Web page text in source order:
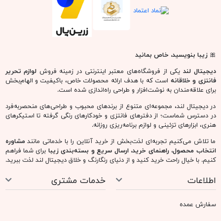
🎀زیبا بنویسید، خاص بمانید
دیجیتال لند یکی از فروشگاه‌های معتبر اینترنتی در زمینه فروش لوازم تحریر
فانتزی و خلاقانه است که با هدف ارائه محصولات خاص، باکیفیت و الهام‌بخش
برای علاقه‌مندان به نوشت‌افزار و طراحی راه‌اندازی شده است.
در دیجیتال لند، مجموعه‌ای متنوع از برندهای محبوب و طراحی‌های منحصربه‌فرد
در دسترس شماست؛ از دفترهای فانتزی و خودکارهای رنگی گرفته تا استیکرهای
هنری، ابزارهای تزئینی و لوازم برنامه‌ریزی روزانه.
ما تلاش می‌کنیم تجربه‌ای لذت‌بخش از خرید آنلاین را با خدماتی مانندمشاوره
انتخاب محصول، راهنمای خرید، ارسال سریع و بسته‌بندی زیبا برای شما فراهم
کنیم. با خیال راحت خرید کنید و از دنیای رنگارنگ و خلاق دیجیتال لند لذت ببرید.
اطلاعات خدمات مشتری
سفارش عمده